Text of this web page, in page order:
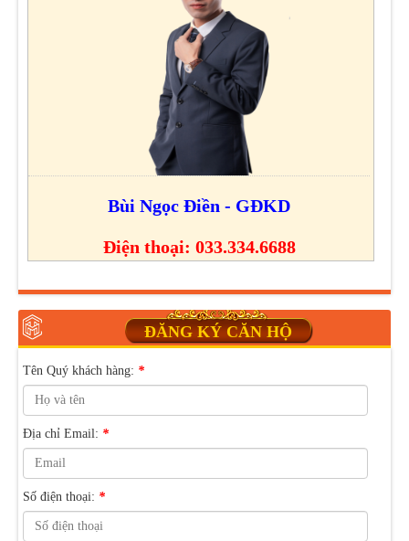
Bùi Ngọc Điền - GĐKD
Điện thoại: 033.334.6688
ĐĂNG KÝ CĂN HỘ
Tên Quý khách hàng: *
Địa chỉ Email: *
Số điện thoại: *